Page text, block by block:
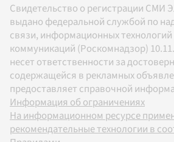
Свидетельство о регистрации СМИ
выдано федеральной службой по
связи, информационных
коммуникаций (Роскомнадзор)
несет ответственности за
содержащейся в рекламных
предоставляет справочной
Информация об ограничениях
На информационном ресурсе
рекомендательные технологии в